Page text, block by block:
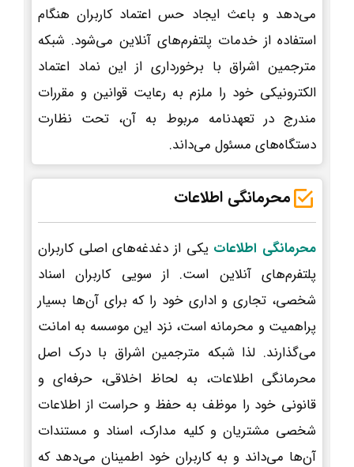
می‌دهد و باعث ایجاد حس اعتماد کاربران هنگام
استفاده از خدمات پلتفرم‌های آنلاین می‌شود. شبکه
مترجمین اشراق با برخورداری از این نماد اعتماد
الکترونیکی خود را ملزم به رعایت قوانین و مقررات
مندرج در تعهدنامه مربوط به آن، تحت نظارت
دستگاه‌های مسئول می‌داند.
محرمانگی اطلاعات
محرمانگی اطلاعات یکی از دغدغه‌های اصلی کاربران
پلتفرم‌های آنلاین است. از سویی کاربران اسناد
شخصی، تجاری و اداری خود را که برای آن‌ها بسیار
پراهمیت و محرمانه است، نزد این موسسه به امانت
می‌گذارند. لذا شبکه مترجمین اشراق با درک اصل
محرمانگی اطلاعات، به لحاظ اخلاقی، حرفه‌ای و
قانونی خود را موظف به حفظ و حراست از اطلاعات
شخصی مشتریان و کلیه مدارک، اسناد و مستندات
آن‌ها می‌داند و به کاربران خود اطمینان می‌دهد که